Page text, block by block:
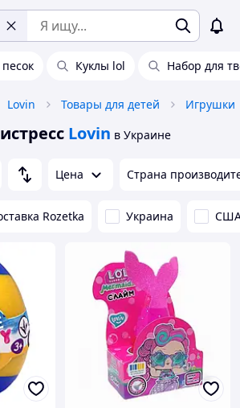
Куклы lol Набор для
Lovin Товары для детей Игрушки
Lovin в Украине
Цена Страна
Rozetka Украина